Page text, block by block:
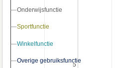
5
5
Onderwijsfunctie
Onderwijsfunctie
Sportfunctie
Sportfunctie
Winkelfunctie
Winkelfunctie
Overige gebruiksfunctie
Overige gebruiksfunctie